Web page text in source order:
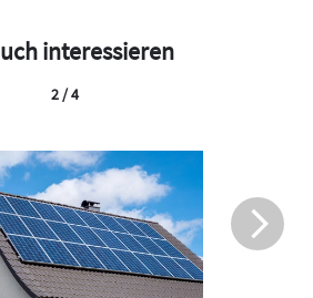
interessieren
2 / 4